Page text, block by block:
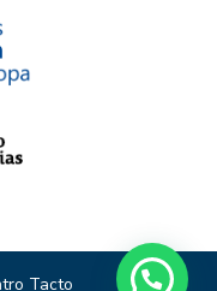
Tacto